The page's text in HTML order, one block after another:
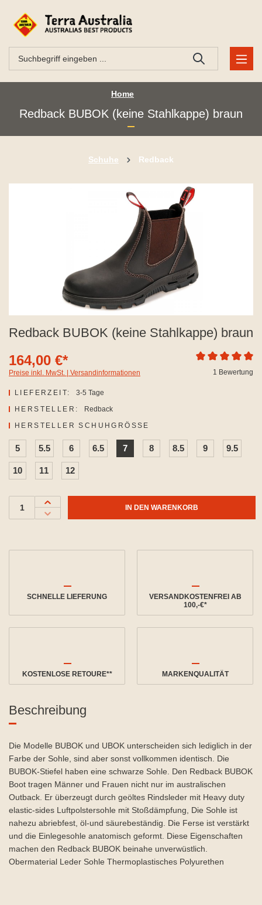
Home
Redback BUBOK (keine Stahlkappe) braun
Schuhe Redback
Redback BUBOK (keine Stahlkappe) braun
164,00 €*
Preise inkl. MwSt. | Versandinformationen 1 Bewertung
LIEFERZEIT:
3-5 Tage
HERSTELLER:
Redback
HERSTELLER SCHUHGRÖSSE
5 5.5 6 6.5 7 8 8.5 9 9.5
10 11 12
IN DEN WARENKORB
SCHNELLE LIEFERUNG
VERSANDKOSTENFREI AB
100,-€*
KOSTENLOSE RETOURE** MARKENQUALITÄT
Beschreibung
Die Modelle BUBOK und UBOK unterscheiden sich lediglich in der
Farbe der Sohle, sind aber sonst vollkommen identisch. Die
BUBOK-Stiefel haben eine schwarze Sohle. Den Redback BUBOK
Boot tragen Männer und Frauen nicht nur im australischen
Outback. Er überzeugt durch geöltes Rindsleder mit Heavy duty
elastic-sides Luftpolstersohle mit Stoßdämpfung, Die Sohle ist
nahezu abriebfest, öl-und säurebeständig. Die Ferse ist verstärkt
und die Einlegesohle anatomisch geformt. Diese Eigenschaften
machen den Redback BUBOK beinahe unverwüstlich.
Obermaterial Leder Sohle Thermoplastisches Polyurethen